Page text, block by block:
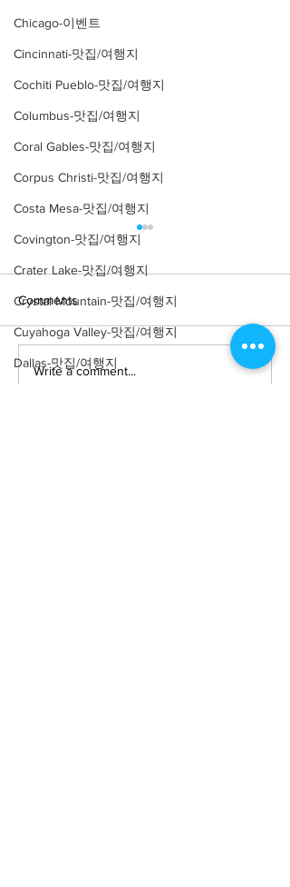
Chicago-이벤트
Cincinnati-맛집/여행지
Cochiti Pueblo-맛집/여행지
Columbus-맛집/여행지
Coral Gables-맛집/여행지
Corpus Christi-맛집/여행지
Costa Mesa-맛집/여행지
Covington-맛집/여행지
Crater Lake-맛집/여행지
Crystal Mountain-맛집/여행지
Cuyahoga Valley-맛집/여행지
Dallas-맛집/여행지
[여행지/조지아 Atlanta/박
Comments
Write a comment...